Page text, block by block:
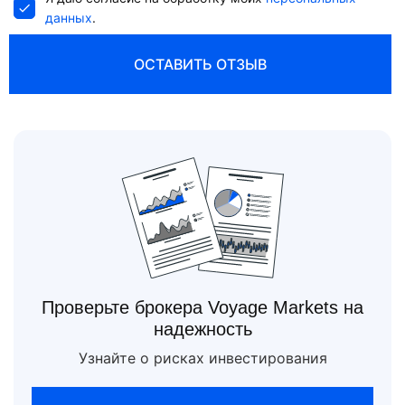
данных.
ОСТАВИТЬ ОТЗЫВ
Проверьте брокера Voyage Markets на
надежность
Узнайте о рисках инвестирования